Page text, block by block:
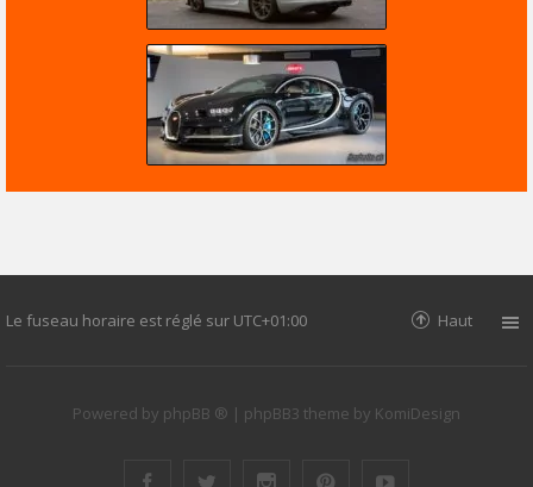
Le fuseau horaire est réglé sur UTC+01:00 Haut
Powered by phpBB ® | phpBB3 theme by KomiDesign